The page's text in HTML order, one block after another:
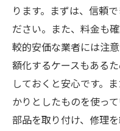
ります。まずは、信頼
ださい。また、料金も
較的安価な業者には注
額化するケースもある
しておくと安心です。
かりとしたものを使っ
部品を取り付け、修理